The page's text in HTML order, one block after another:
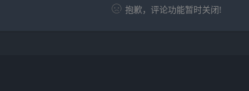
抱歉，评论功能暂时关闭!